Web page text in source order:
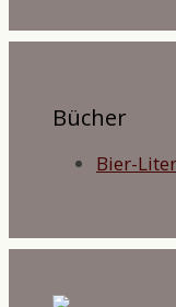
Bücher
Bier-